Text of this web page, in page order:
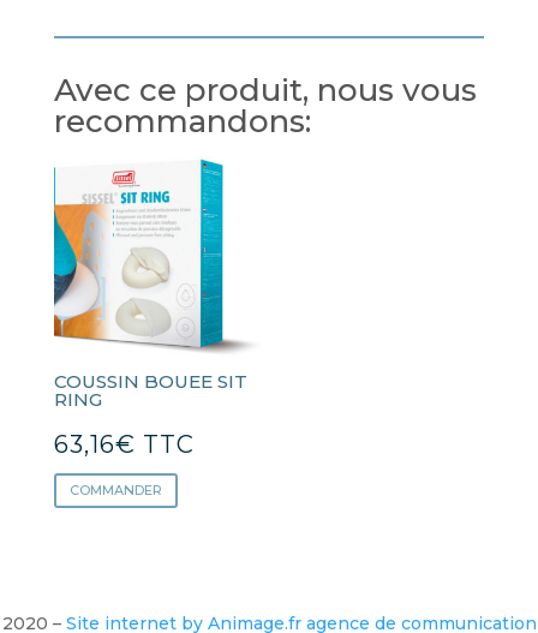
MOUSSE
CLASSE
2
Avec ce produit, nous vous
recommandons:
COUSSIN BOUEE SIT
RING
63,16€ TTC
COMMANDER
2020 – Site internet by Animage.fr agence de communication